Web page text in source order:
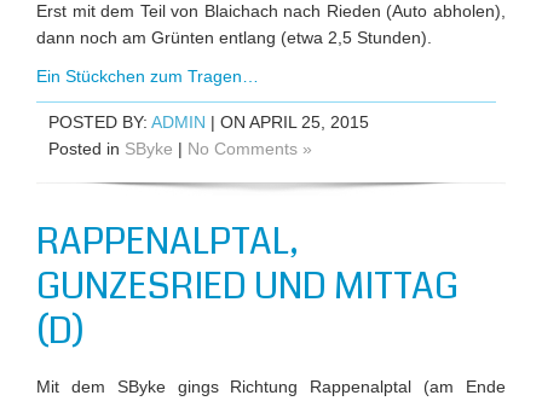
Erst mit dem Teil von Blaichach nach Rieden (Auto abholen),
dann noch am Grünten entlang (etwa 2,5 Stunden).
Ein Stückchen zum Tragen…
POSTED BY: ADMIN | ON APRIL 25, 2015
Posted in SByke | No Comments »
RAPPENALPTAL,
GUNZESRIED UND MITTAG
(D)
Mit dem SByke gings Richtung Rappenalptal (am Ende